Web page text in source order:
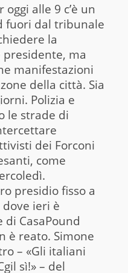
alle 9 c’è un
fuori dal tribunale
la
presidente, ma
manifestazioni
della città. Sia
Polizia e
le strade di
dei Forconi
come
presidio fisso a
ieri è
CasaPound
è reato. Simone
– «Gli italiani
sì!» – del